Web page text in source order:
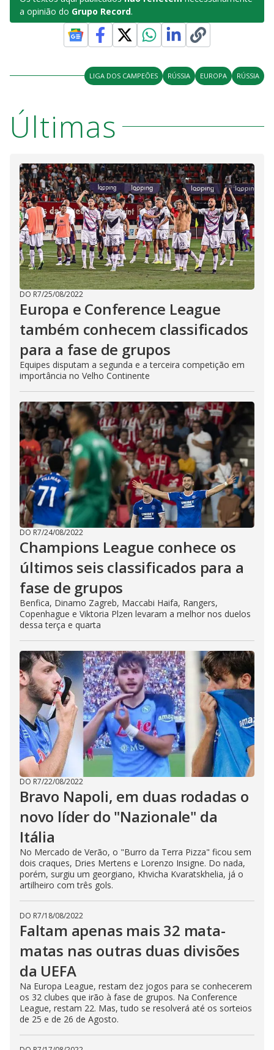
a opinião do Grupo Record.
LIGA DOS CAMPEÕES RÚSSIA EUROPA RÚSSIA
Últimas
DO R7/25/08/2022
Europa e Conference League
também conhecem classificados
para a fase de grupos
Equipes disputam a segunda e a terceira competição em
importância no Velho Continente
DO R7/24/08/2022
Champions League conhece os
últimos seis classificados para a
fase de grupos
Benfica, Dinamo Zagreb, Maccabi Haifa, Rangers,
Copenhague e Viktoria Plzen levaram a melhor nos duelos
dessa terça e quarta
DO R7/22/08/2022
Bravo Napoli, em duas rodadas o
novo líder do "Nazionale" da
Itália
No Mercado de Verão, o "Burro da Terra Pizza" ficou sem
dois craques, Dries Mertens e Lorenzo Insigne. Do nada,
porém, surgiu um georgiano, Khvicha Kvaratskhelia, já o
artilheiro com três gols.
DO R7/18/08/2022
Faltam apenas mais 32 mata-
matas nas outras duas divisões
da UEFA
Na Europa League, restam dez jogos para se conhecerem
os 32 clubes que irão à fase de grupos. Na Conference
League, restam 22. Mas, tudo se resolverá até os sorteios
de 25 e de 26 de Agosto.